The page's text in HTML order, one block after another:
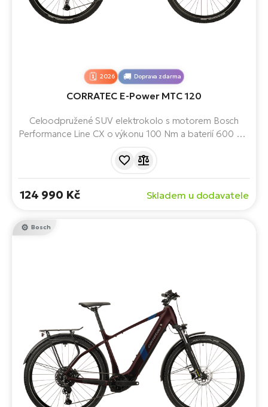
Doprava zdarma
2026
CORRATEC E-Power MTC 120
Celoodpružené SUV elektrokolo s motorem Bosch
Performance Line CX o výkonu 100 Nm a baterií 600 Wh
i na delších výletech mimo asfalt.
124 990 Kč Skladem u dodavatele
Bosch